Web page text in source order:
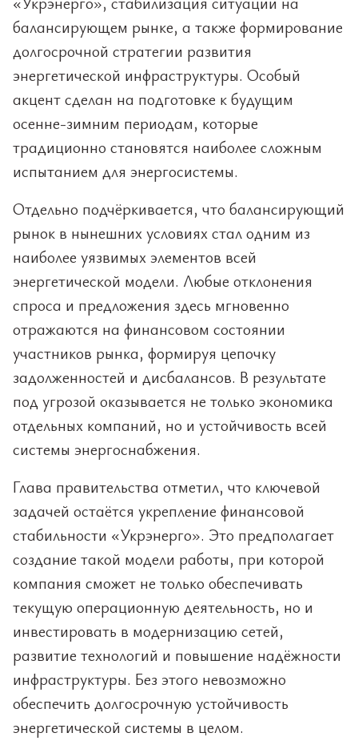
балансирующем рынке, а также формирование
долгосрочной стратегии развития
энергетической инфраструктуры. Особый
акцент сделан на подготовке к будущим
осенне-зимним периодам, которые
традиционно становятся наиболее сложным
испытанием для энергосистемы.
Отдельно подчёркивается, что балансирующий
рынок в нынешних условиях стал одним из
наиболее уязвимых элементов всей
энергетической модели. Любые отклонения
спроса и предложения здесь мгновенно
отражаются на финансовом состоянии
участников рынка, формируя цепочку
задолженностей и дисбалансов. В результате
под угрозой оказывается не только экономика
отдельных компаний, но и устойчивость всей
системы энергоснабжения.
Глава правительства отметил, что ключевой
задачей остаётся укрепление финансовой
стабильности «Укрэнерго». Это предполагает
создание такой модели работы, при которой
компания сможет не только обеспечивать
текущую операционную деятельность, но и
инвестировать в модернизацию сетей,
развитие технологий и повышение надёжности
инфраструктуры. Без этого невозможно
обеспечить долгосрочную устойчивость
энергетической системы в целом.